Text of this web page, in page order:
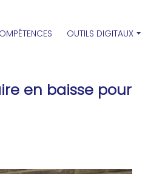
OUTILS DIGITAUX
en baisse pour